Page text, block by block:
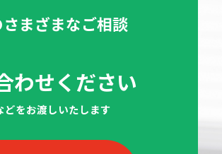
まざまなご相談
わせください
をお渡しいたします